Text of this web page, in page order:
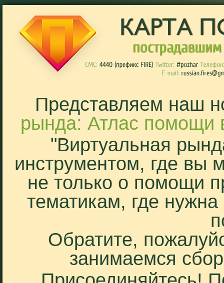
Представляем наш
рында: Атлас помощи
"Виртуальная
инструментом, где вы
не только о помощи
тематикам, где
Обратите,
занимаемся